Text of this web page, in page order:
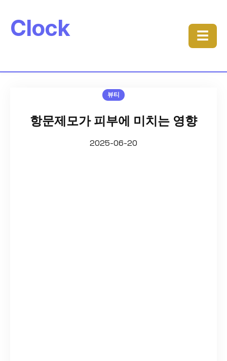
Clock ☰
뷰티
항문제모가 피부에 미치는 영향
2025-06-20